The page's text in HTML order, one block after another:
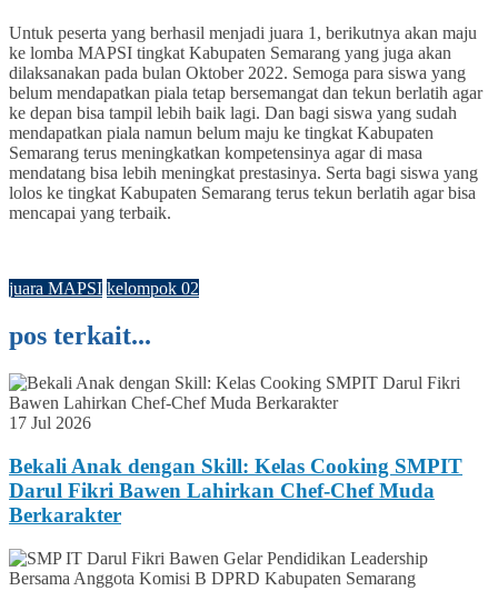
Untuk peserta yang berhasil menjadi juara 1, berikutnya akan maju
ke lomba MAPSI tingkat Kabupaten Semarang yang juga akan
dilaksanakan pada bulan Oktober 2022. Semoga para siswa yang
belum mendapatkan piala tetap bersemangat dan tekun berlatih agar
ke depan bisa tampil lebih baik lagi. Dan bagi siswa yang sudah
mendapatkan piala namun belum maju ke tingkat Kabupaten
Semarang terus meningkatkan kompetensinya agar di masa
mendatang bisa lebih meningkat prestasinya. Serta bagi siswa yang
lolos ke tingkat Kabupaten Semarang terus tekun berlatih agar bisa
mencapai yang terbaik.
juara MAPSI kelompok 02
pos terkait...
17 Jul 2026
Bekali Anak dengan Skill: Kelas Cooking SMPIT
Darul Fikri Bawen Lahirkan Chef-Chef Muda
Berkarakter